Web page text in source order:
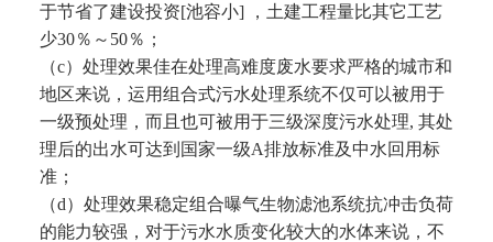
于节省了建设投资[池容小] ，土建工程量比其它工艺
少30％～50％；
（c）处理效果佳在处理高难度废水要求严格的城市和
地区来说，运用组合式污水处理系统不仅可以被用于
一级预处理，而且也可被用于三级深度污水处理, 其处
理后的出水可达到国家一级A排放标准及中水回用标
准；
（d）处理效果稳定组合曝气生物滤池系统抗冲击负荷
的能力较强，对于污水水质变化较大的水体来说，不